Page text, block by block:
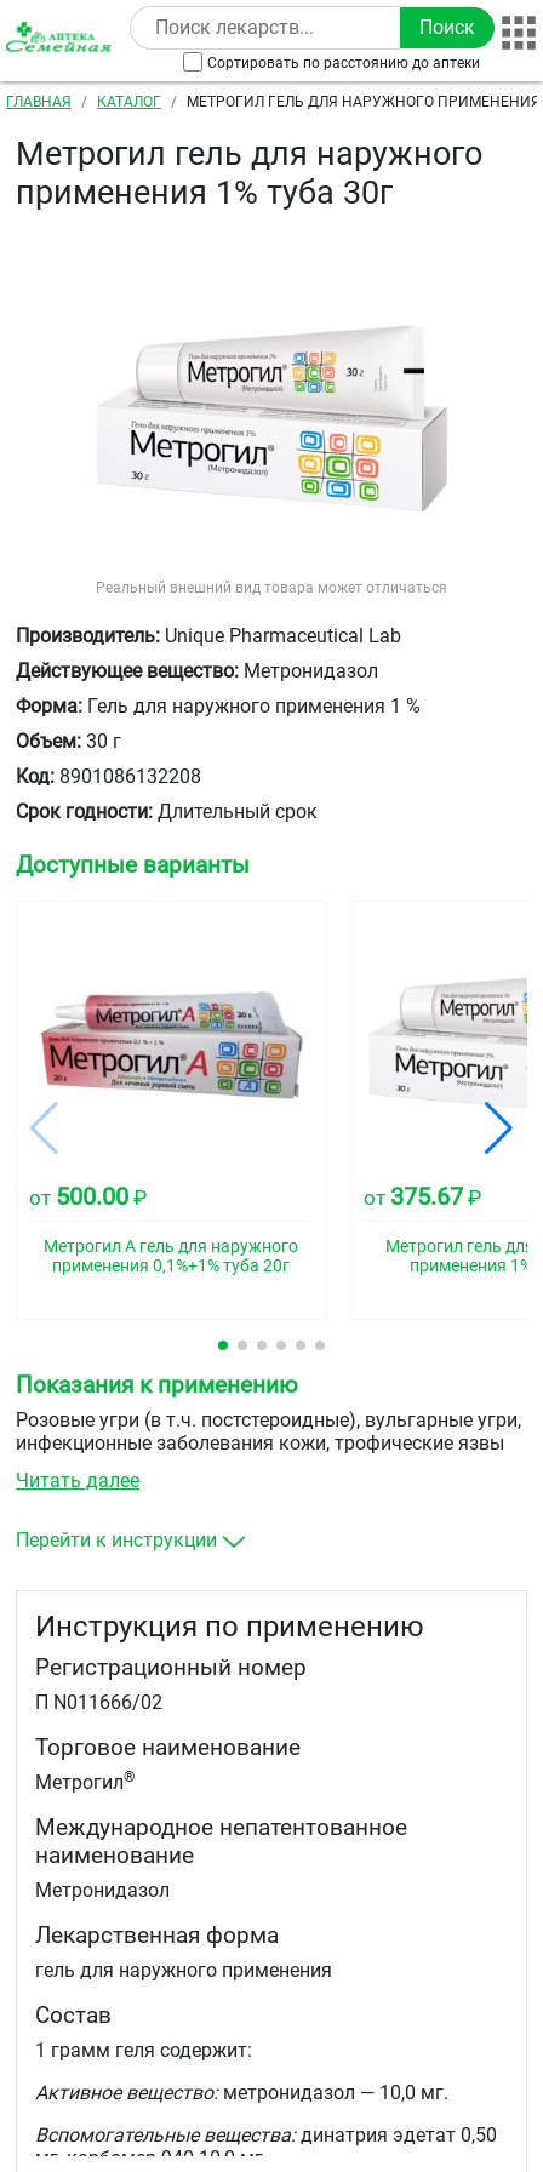
Перейти к основному содержанию
Сортировать по расстоянию до аптеки
Строка навигации
ГЛАВНАЯ КАТАЛОГ МЕТРОГИЛ ГЕЛЬ ДЛЯ НАРУЖНОГО ПРИМЕНЕНИЯ
Метрогил гель для наружного
применения 1% туба 30г
Реальный внешний вид товара может отличаться
Производитель: Unique Pharmaceutical Lab
Действующее вещество: Метронидазол
Форма: Гель для наружного применения 1 %
Объем: 30 г
Код: 8901086132208
Срок годности: Длительный срок
Доступные варианты
от 500.00 ₽
Метрогил А гель для наружного
применения 0,1%+1% туба 20г
от 375.67₽
Метрогил гель для
применения 1%
Показания к применению
Розовые угри (в т.ч. постстероидные), вульгарные угри,
инфекционные заболевания кожи, трофические язвы
вен, сахарного диабета), вялозаживающие раны,
себорея, себорейный дерматит, геморрой, трещины
Читать далее
Перейти к инструкции
Инструкция по применению
Регистрационный номер
П N011666/02
Торговое наименование
Метрогил®
Международное непатентованное
наименование
Метронидазол
Лекарственная форма
гель для наружного применения
Состав
1 грамм геля содержит:
Активное вещество:метронидазол — 10,0 мг.
Вспомогательные вещества:динатрия эдетат 0,50
мг, карбомер-940 10,0 мг,